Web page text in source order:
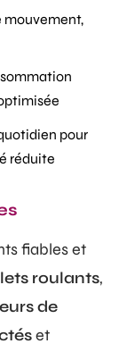
mouvement,
pour
réduite
fiables et
roulants,
de
et